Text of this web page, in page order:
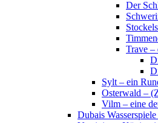
Der
Trave –
Sylt – ein
Osterwald –
Vilm – eine
Dubais